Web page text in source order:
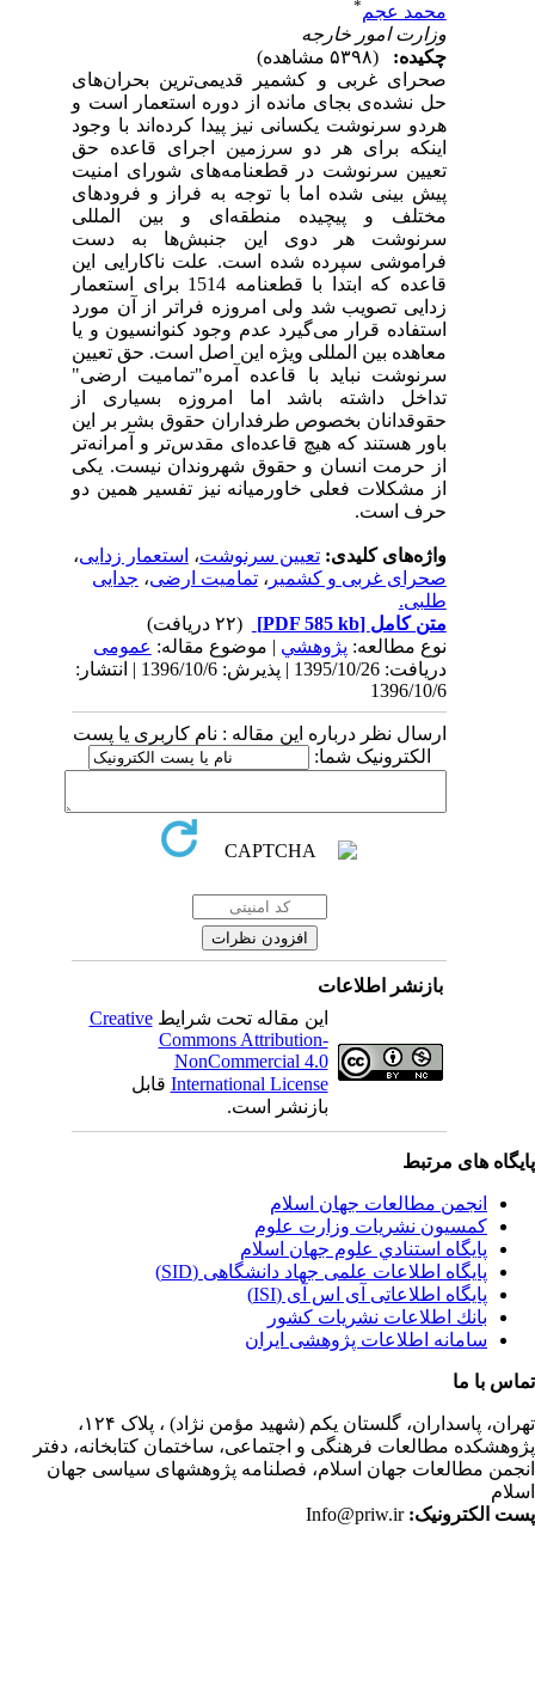
محمد عجم
وزارت امور خارجه
چکیده:
صحرای غربی و کشمیر قدیمی‌ترین بحران‌های
حل نشده‌ی بجای مانده از دوره استعمار است و
هردو سرنوشت یکسانی نیز پیدا کرده‌اند با وجود
اینکه برای هر دو سرزمین اجرای قاعده حق
تعیین سرنوشت در قطعنامه‌های شورای امنیت
پیش بینی شده اما با توجه به فراز و فرودهای
مختلف و پیچیده منطقه‌ای و بین
المللی
سرنوشت هر دوی این جنبش‌ها به دست
فراموشی سپرده شده است. علت ناکارایی این
قاعده که ابتدا با قطعنامه 1514 برای استعمار
زدایی تصویب شد ولی امروزه فراتر از آن مورد
استفاده قرار می‌گیرد عدم وجود کنوانسیون و یا
معاهده بین المللی ویژه این اصل است. حق تعیین
سرنوشت نباید با قاعده آمره"تمامیت ارضی"
تداخل داشته باشد اما امروزه بسیاری از
حقوقدانان بخصوص طرفداران حقوق بشر بر این
باور هستند که هیچ قاعده‌ای مقدس‌تر و آمرانه‌تر
از حرمت انسان و حقوق شهروندان نیست. یکی
از مشکلات فعلی خاورمیانه نیز تفسیر همین دو
حرف است.
واژه‌های کلیدی:تعیین سرنوشت،استعمار زدایی،
صحرای غربی و کشمیر، تمامیت ارضی،جدایی
طلبی.
متن کامل[PDF 585 kb]
نوع مطالعه:پژوهشي| موضوع مقاله:عمومى
دریافت: 1395/10/26 | پذیرش: 1396/10/6 | انتشار:
1396/10/6
ارسال نظر درباره این مقاله : نام کاربری یا پست
الکترونیک شما:
بازنشر اطلاعات
این مقاله تحت شرایطCreative
Commons Attribution-
NonCommercial 4.0
International Licenseقابل
بازنشر است.
های مرتبط
انجمن مطالعات جهان اسلام
کمسیون نشریات وزارت علوم
پايگاه استنادي علوم جهان اسلام
پایگاه اطلاعات علمی جهاد دانشگاهی (SID)
پایگاه اطلاعاتی آی اس آی (ISI)
بانك اطلاعات نشريات كشور
سامانه اطلاعات پژوهشی ایران
با ما
پاسداران، گلستان یکم (شهید مؤمن نژاد) ، پلاک ۱۲۴،
مطالعات فرهنگی و اجتماعی، ساختمان کتابخانه، دفتر
مطالعات جهان اسلام، فصلنامه پژوهشهای سیاسی جهان
الکترونیک:Info@priw.ir